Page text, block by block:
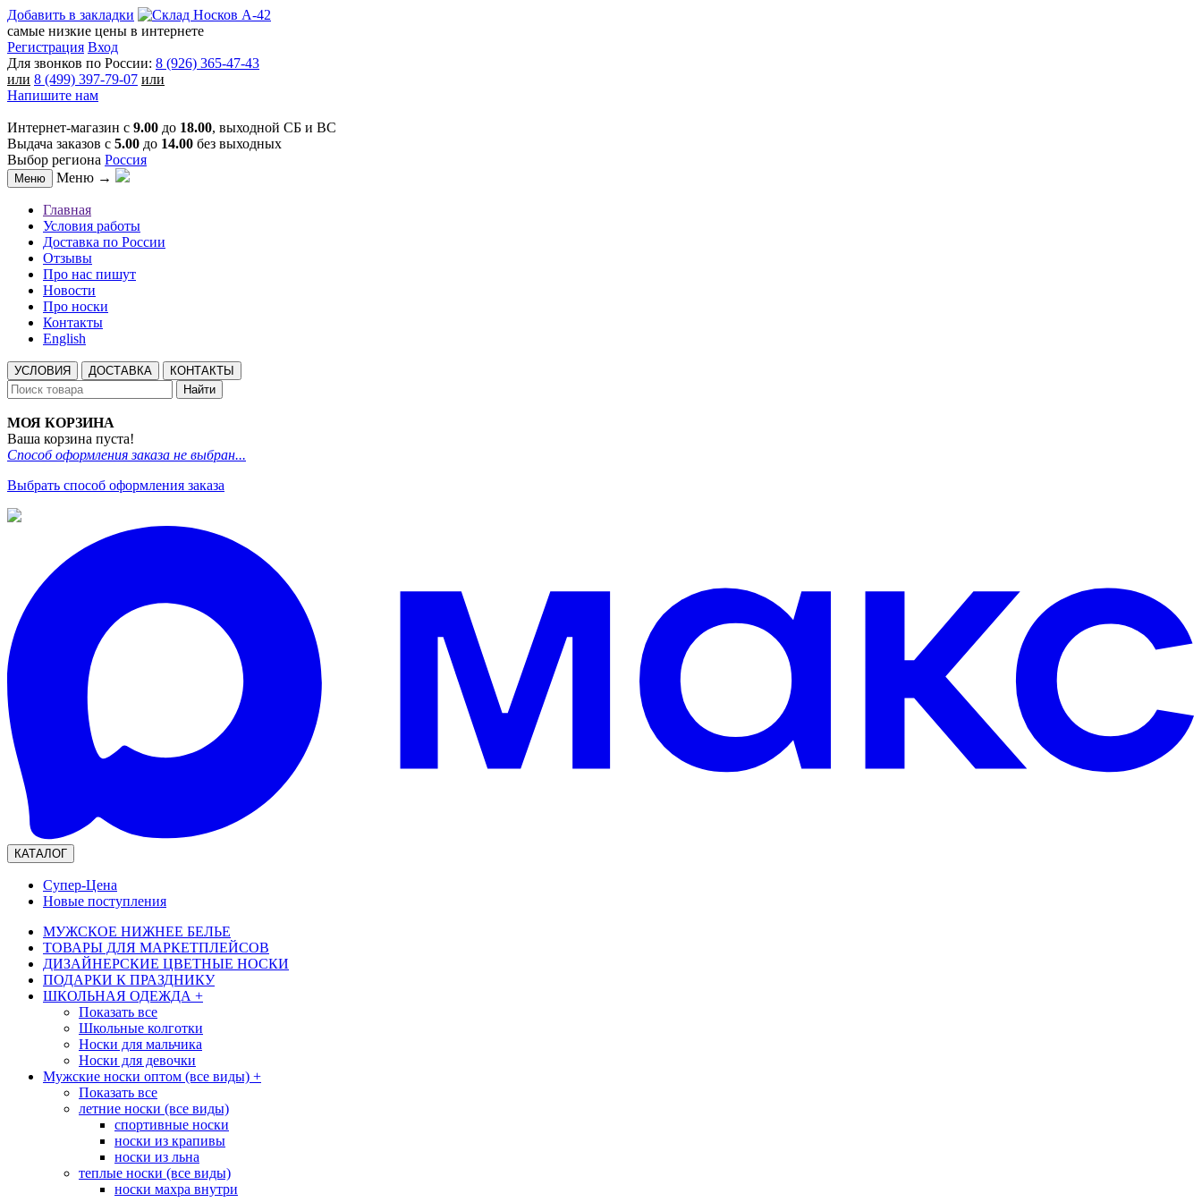
Добавить в закладки
самые низкие цены в интернете
Регистрация Вход
Для звонков по России: 8 (926) 365-47-43
или 8 (499) 397-79-07 или
Напишите нам
Интернет-магазин с 9.00 до 18.00, выходной СБ и ВС
Выдача заказов с 5.00 до 14.00 без выходных
Выбор региона Россия
Меню Меню →
Главная
Условия работы
Доставка по России
Отзывы
Про нас пишут
Новости
Про носки
Контакты
English
УСЛОВИЯ ДОСТАВКА
КОНТАКТЫ
Найти
МОЯ КОРЗИНА
Ваша корзина пуста!
Способ оформления заказа не выбран...
Выбрать способ оформления заказа
КАТАЛОГ
Супер-Цена
Новые поступления
МУЖСКОЕ НИЖНЕЕ БЕЛЬЕ
ТОВАРЫ ДЛЯ МАРКЕТПЛЕЙСОВ
ДИЗАЙНЕРСКИЕ ЦВЕТНЫЕ НОСКИ
ПОДАРКИ К ПРАЗДНИКУ
ШКОЛЬНАЯ ОДЕЖДА +
Показать все
Школьные колготки
Носки для мальчика
Носки для девочки
Мужские носки оптом (все виды) +
Показать все
летние носки (все виды)
спортивные носки
носки из крапивы
носки из льна
теплые носки (все виды)
носки махра внутри